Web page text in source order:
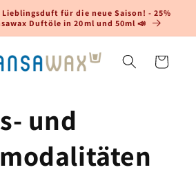
für die neue Saison! - 25%
Duftöle in 20ml und 50ml 📣
Warenkorb
und